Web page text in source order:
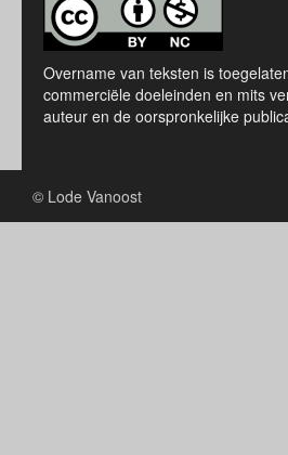
Overname van teksten is
commerciële doeleinden en mits
auteur en de oorspronkelijke
© Lode Vanoost